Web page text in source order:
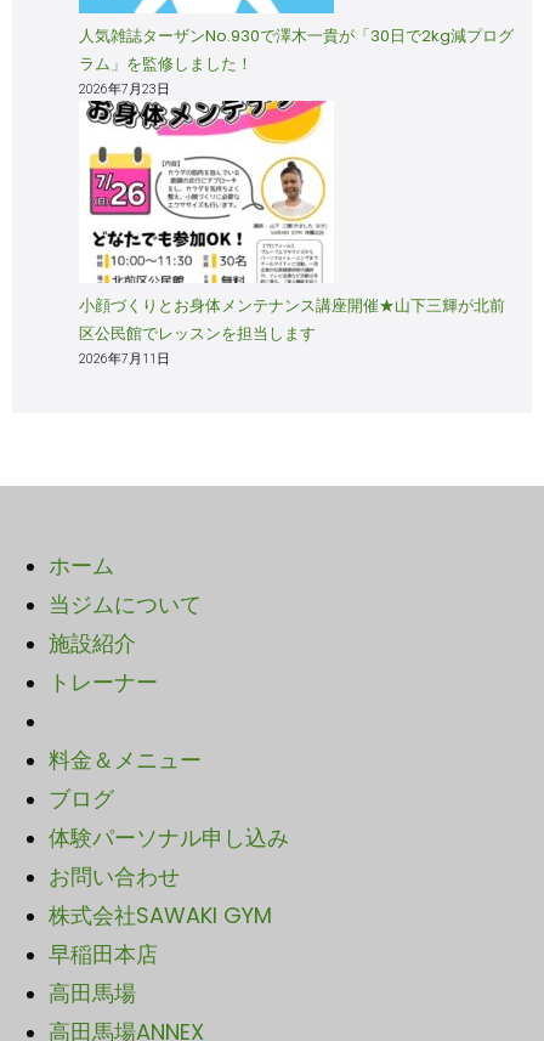
人気雑誌ターザンNo.930で澤木一貴が「30日で2kg減プログ
ラム」を監修しました！
2026年7月23日
小顔づくりとお身体メンテナンス講座開催★山下三輝が北前
区公民館でレッスンを担当します
2026年7月11日
ホーム
当ジムについて
施設紹介
トレーナー
料金＆メニュー
ブログ
体験パーソナル申し込み
お問い合わせ
株式会社SAWAKI GYM
早稲田本店
高田馬場
高田馬場ANNEX